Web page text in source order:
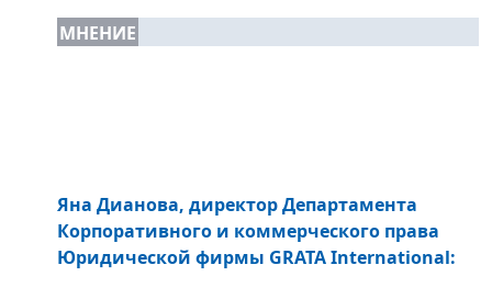
МНЕНИЕ
Яна Дианова, директор Департамента
Корпоративного и коммерческого права
Юридической фирмы GRATA International: